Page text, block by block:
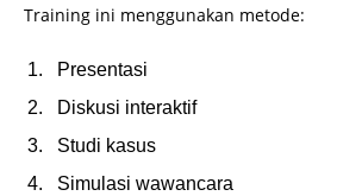
Training ini menggunakan metode:
Presentasi
Diskusi interaktif
Studi kasus
Simulasi wawancara